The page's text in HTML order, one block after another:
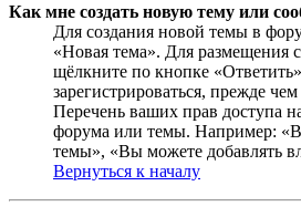
Как мне создать новую тему или
Для создания новой темы в
«Новая тема». Для размещения
щёлкните по кнопке
зарегистрироваться, прежде
Перечень ваших прав доступа
форума или темы. Например:
темы», «Вы можете добавлять
Вернуться к началу